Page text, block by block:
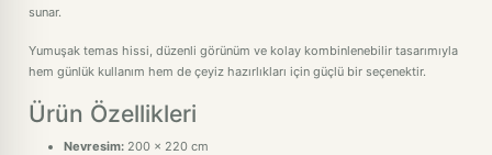
sunar.
Yumuşak temas hissi, düzenli görünüm ve kolay kombinlenebilir tasarımıyla
hem günlük kullanım hem de çeyiz hazırlıkları için güçlü bir seçenektir.
Ürün Özellikleri
Nevresim: 200 x 220 cm